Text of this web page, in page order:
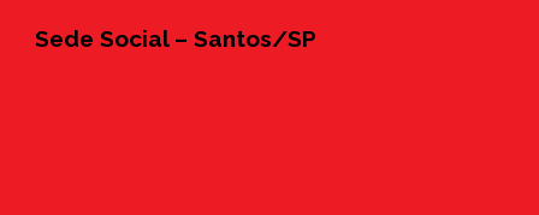
Sede Social – Santos/SP